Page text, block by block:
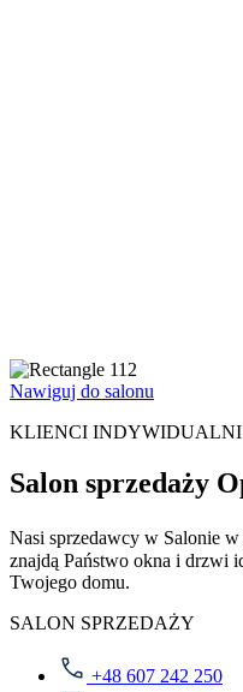
Nawiguj do salonu
KLIENCI INDYWIDUALNI
Salon sprzedaży
Nasi sprzedawcy w Salonie
znajdą Państwo okna i drzwi
Twojego domu.
SALON SPRZEDAŻY
+48 607 242 250